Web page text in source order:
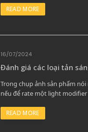
READ MORE
16/07/2024
Đánh giá các loại tản
Trong chụp ảnh sản phẩm
nếu để rate một light
READ MORE